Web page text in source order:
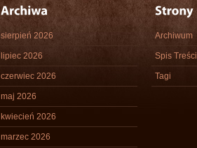
sierpień 2026
lipiec 2026
czerwiec 2026
maj 2026
kwiecień 2026
marzec 2026
Archiwum
Spis Treści
Tagi